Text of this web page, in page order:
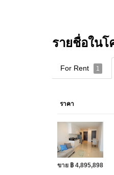
รายชื่อในโ
For Rent 1
ราคา
ขาย ฿ 4,895,898